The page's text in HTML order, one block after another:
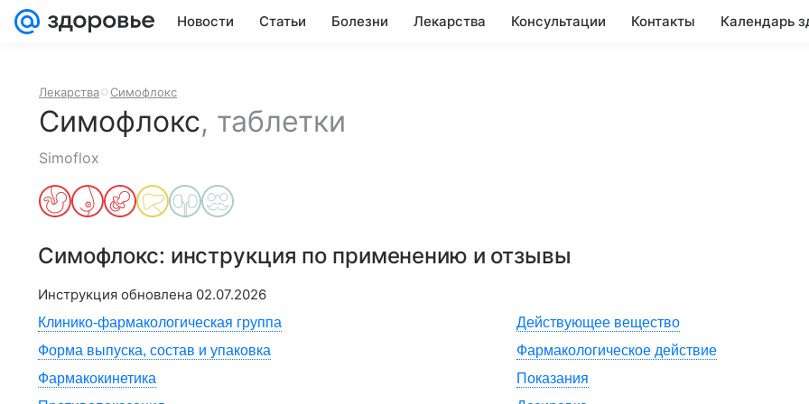
Новости Статьи Болезни Лекарства Консультации Контакты Календарь
Лекарства Симофлокс
Симофлокс, таблетки
Simoflox
Симофлокс: инструкция по применению и отзывы
Инструкция обновлена 02.07.2026
Клинико-фармакологическая группа
Действующее вещество
Форма выпуска, состав и упаковка
Фармакологическое действие
Фармакокинетика
Показания